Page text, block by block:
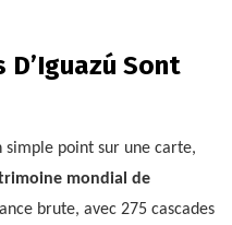
D’Iguazú Sont
simple point sur une carte,
mondial de
brute, avec 275 cascades